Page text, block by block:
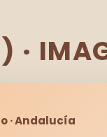
·
· Andalucía